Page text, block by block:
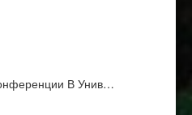
В Унив…